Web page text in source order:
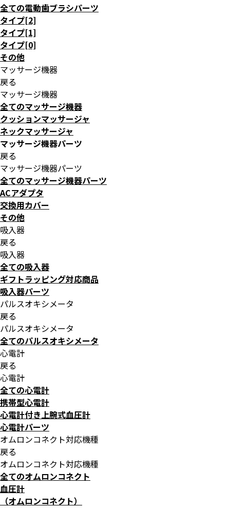
全ての電動歯ブラシパーツ
タイプ[2]
タイプ[1]
タイプ[0]
その他
マッサージ機器
戻る
マッサージ機器
全てのマッサージ機器
クッションマッサージャ
ネックマッサージャ
マッサージ機器パーツ
戻る
マッサージ機器パーツ
全てのマッサージ機器パーツ
ACアダプタ
交換用カバー
その他
吸入器
戻る
吸入器
全ての吸入器
ギフトラッピング対応商品
吸入器パーツ
パルスオキシメータ
戻る
パルスオキシメータ
全てのパルスオキシメータ
心電計
戻る
心電計
全ての心電計
携帯型心電計
心電計付き上腕式血圧計
心電計パーツ
オムロンコネクト対応機種
戻る
オムロンコネクト対応機種
全てのオムロンコネクト
血圧計
（オムロンコネクト）